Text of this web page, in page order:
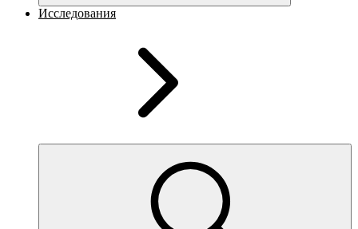
Исследования